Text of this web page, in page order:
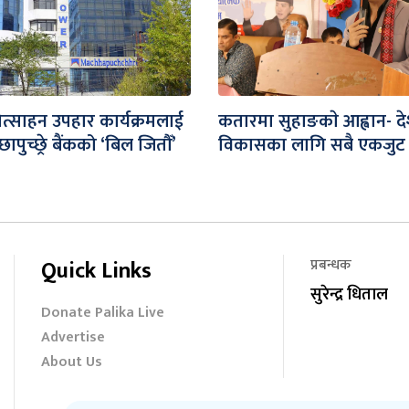
उपहार कार्यक्रमलाई
बैंकको ‘बिल जितौँ’
कतारमा सुहाङकाे आह्वान-
विकासका लागि सबै
Quick Links
Donate Palika Live
Advertise
About Us
प्रबन्धक
सुरेन्द्र धिताल